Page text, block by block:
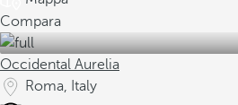
Compara
Occidental Aurelia
Roma, Italy